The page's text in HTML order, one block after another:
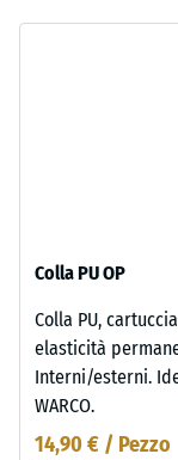
Colla PU OP
Colla PU,
elasticità
Interni/esterni.
WARCO.
14,90 € / Pezzo